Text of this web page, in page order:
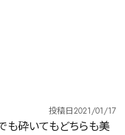
投稿日2021/01/17
も砕いてもどちらも美